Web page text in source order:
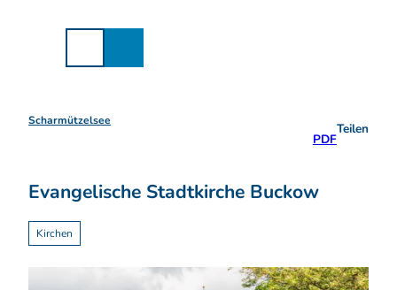
Scharmützelsee
PDF
Teilen
Evangelische Stadtkirche Buckow
Kirchen